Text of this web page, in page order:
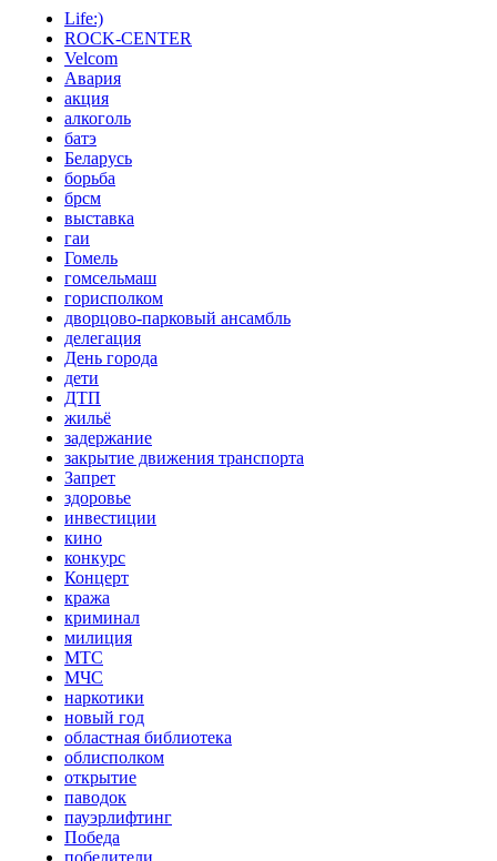
Life:)
ROCK-CENTER
Velcom
Авария
акция
алкоголь
батэ
Беларусь
борьба
брсм
выставка
гаи
Гомель
гомсельмаш
горисполком
дворцово-парковый ансамбль
делегация
День города
дети
ДТП
жильё
задержание
закрытие движения транспорта
Запрет
здоровье
инвестиции
кино
конкурс
Концерт
кража
криминал
милиция
МТС
МЧС
наркотики
новый год
областная библиотека
облисполком
открытие
паводок
пауэрлифтинг
Победа